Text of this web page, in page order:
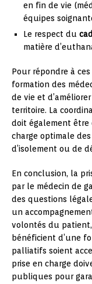
en fin de vie
équipes
Le respect du
matière
Pour répondre à
formation des
de vie et
territoire. La
doit également être
charge optimale
d’isolement ou de
En conclusion, la
par le médecin de
des questions
un
volontés du
bénéficient d’une
palliatifs soient
prise en charge
publiques pour